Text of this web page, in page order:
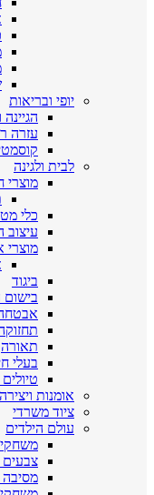
יופי ובריאות
עזרה
לבית ולגינה
מוצרי
כלי
עיצוב
מוצרי
ביגוד
בישום
תאורה
בעלי
אומנות ויצירה
ציוד משרדי
עולם הילדים
צבעים
מסיבה